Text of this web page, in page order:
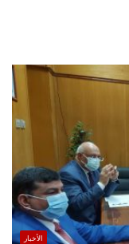
الأخبار